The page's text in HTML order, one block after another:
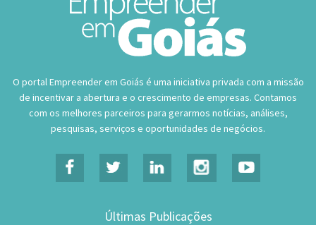
O portal Empreender em Goiás é uma iniciativa privada com a missão
de incentivar a abertura e o crescimento de empresas. Contamos
com os melhores parceiros para gerarmos notícias, análises,
pesquisas, serviços e oportunidades de negócios.
Últimas Publicações